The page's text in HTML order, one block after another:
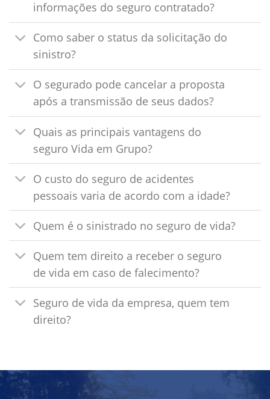
informações do seguro contratado?
Como saber o status da solicitação do
sinistro?
O segurado pode cancelar a proposta
após a transmissão de seus dados?
Quais as principais vantagens do
seguro Vida em Grupo?
O custo do seguro de acidentes
pessoais varia de acordo com a idade?
Quem é o sinistrado no seguro de vida?
Quem tem direito a receber o seguro
de vida em caso de falecimento?
Seguro de vida da empresa, quem tem
direito?